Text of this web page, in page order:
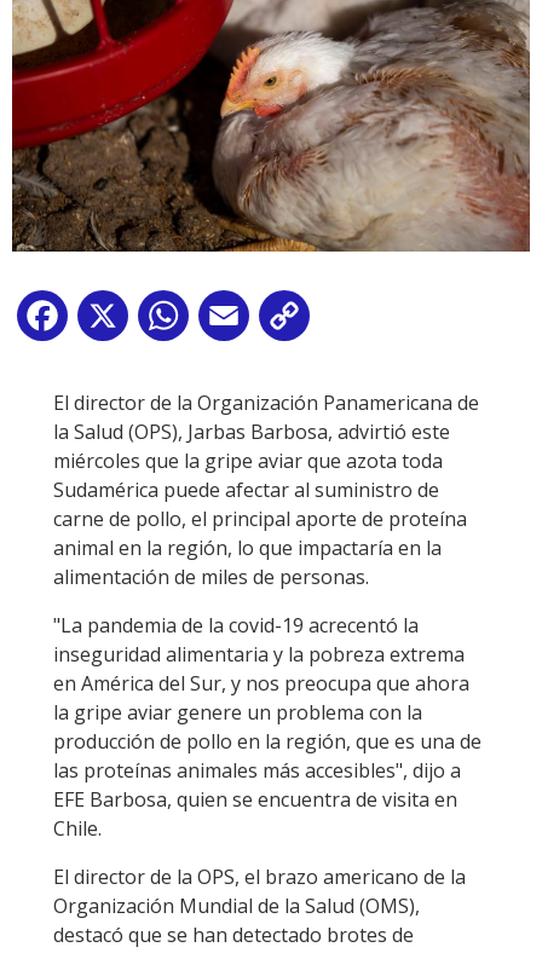
Facebook
X WhatsApp
Email
El director de la Organización Panamericana de
la Salud (OPS), Jarbas Barbosa, advirtió este
miércoles que la gripe aviar que azota toda
Sudamérica puede afectar al suministro de
carne de pollo, el principal aporte de proteína
animal en la región, lo que impactaría en la
alimentación de miles de personas.
"La pandemia de la covid-19 acrecentó la
inseguridad alimentaria y la pobreza extrema
en América del Sur, y nos preocupa que ahora
la gripe aviar genere un problema con la
producción de pollo en la región, que es una de
las proteínas animales más accesibles", dijo a
EFE Barbosa, quien se encuentra de visita en
Chile.
El director de la OPS, el brazo americano de la
Organización Mundial de la Salud (OMS),
destacó que se han detectado brotes de